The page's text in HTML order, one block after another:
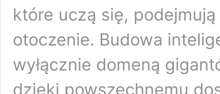
które uczą się,
otoczenie. Budowa
wyłącznie domeną
dzięki powszechnemu